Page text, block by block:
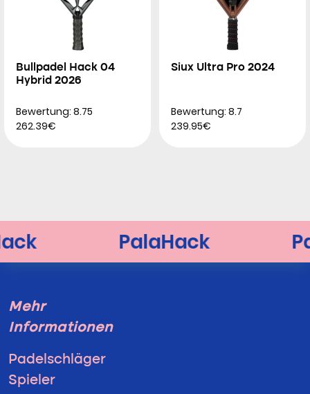
Bullpadel Hack 04
Hybrid 2026
Bewertung: 8.75
262.39€
Siux Ultra Pro 2024
Bewertung: 8.7
239.95€
Mehr
Informationen
Padelschläger
Spieler